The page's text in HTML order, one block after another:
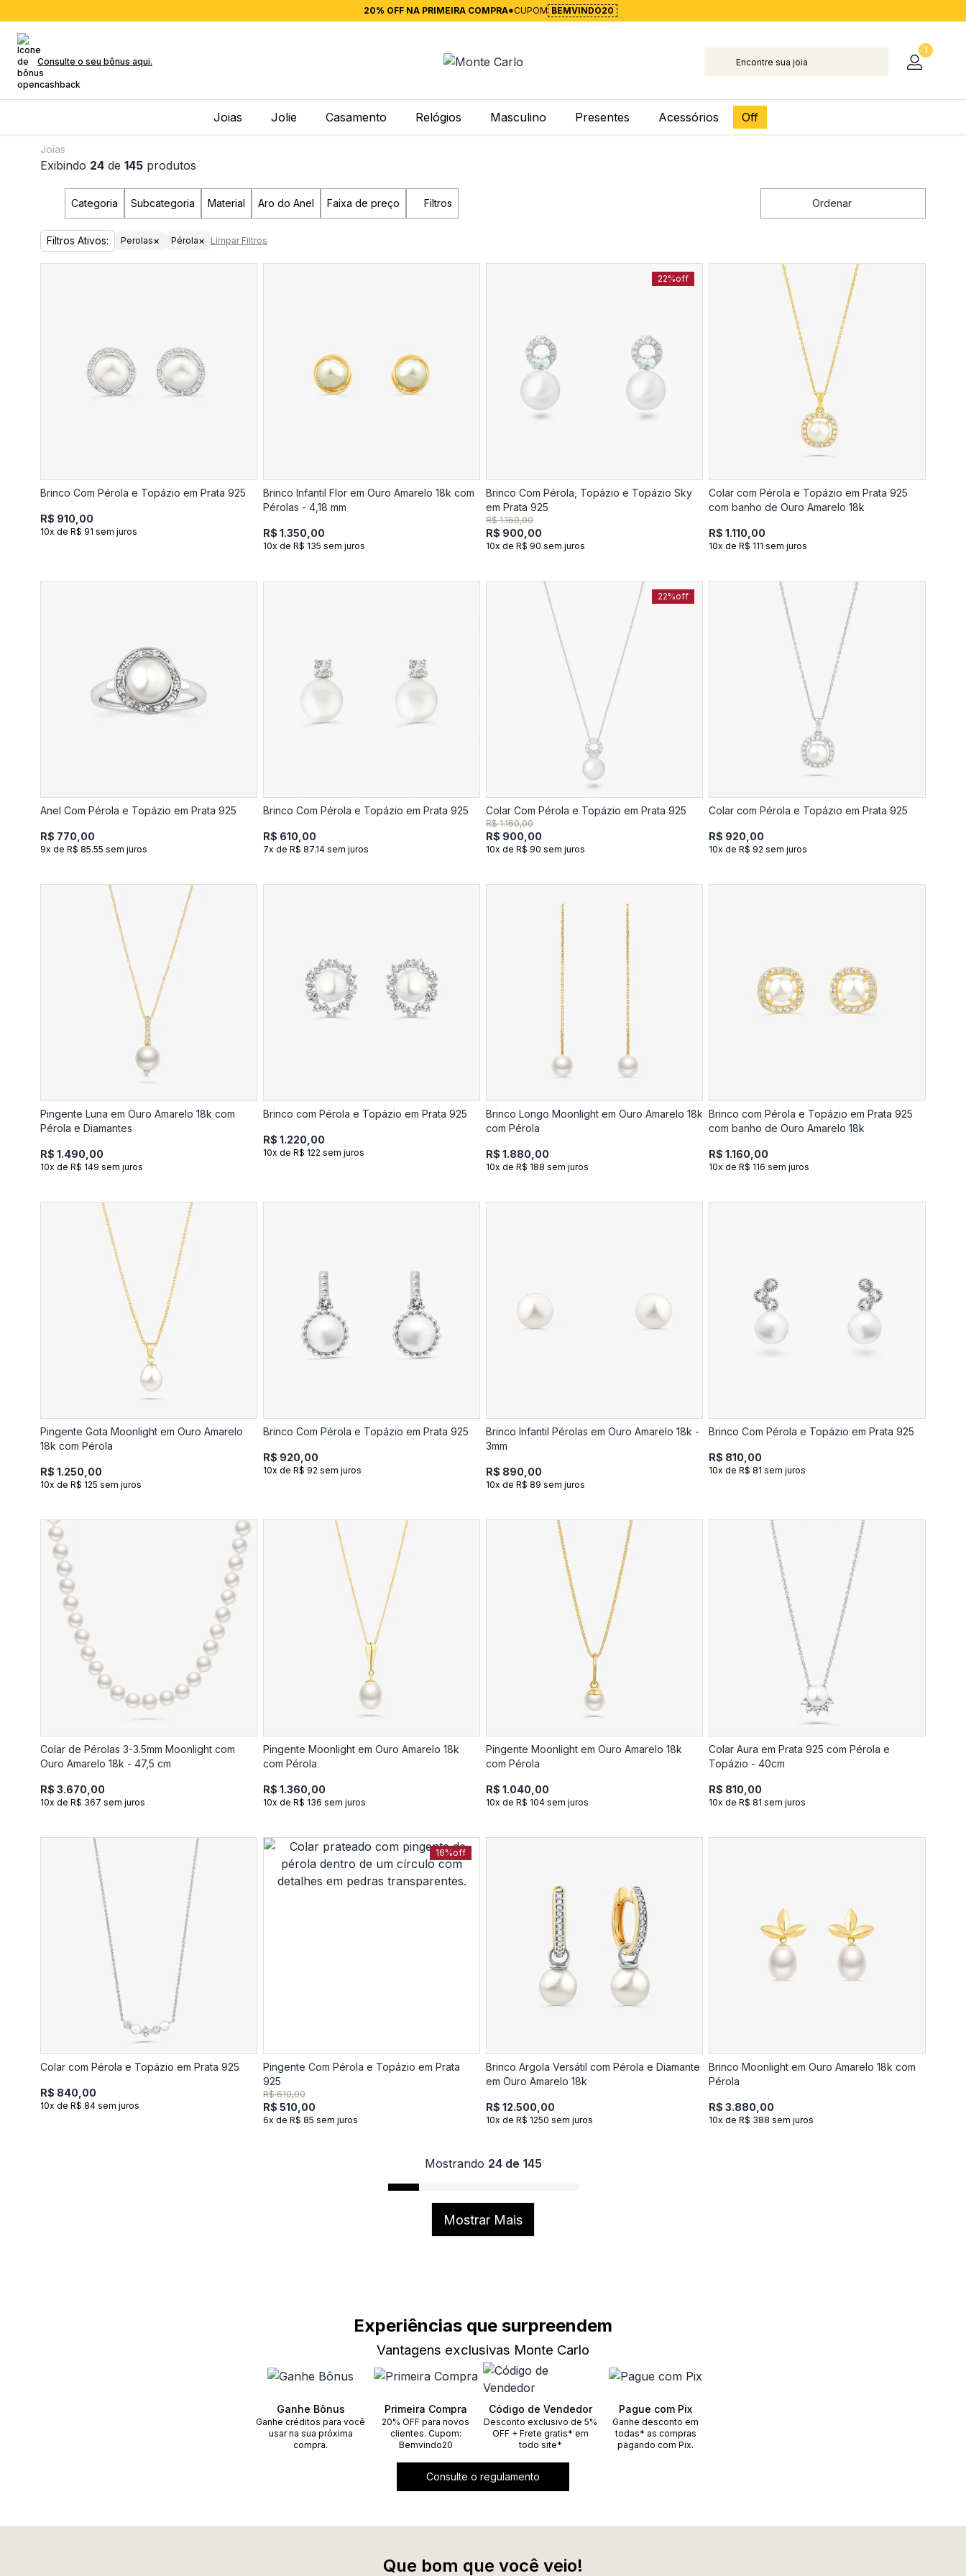
20% OFF NA PRIMEIRA COMPRA*CUPOM BEMVINDO20
Consulte o seu bônus aqui.
1
Joias Jolie Casamento Relógios Masculino Presentes Acessórios Off
Joias
Exibindo 24 de 145 produtos
Categoria Subcategoria Material Aro do Anel Faixa de preço Filtros Ordenar
Filtros Ativos: Perolas× Pérola× Limpar Filtros
Brinco Com Pérola e Topázio em Prata 925
R$ 910,00
10x de R$ 91 sem juros
Brinco Infantil Flor em Ouro Amarelo 18k com
Pérolas - 4,18 mm
R$ 1.350,00
10x de R$ 135 sem juros
22%off
Brinco Com Pérola, Topázio e Topázio Sky
em Prata 925
R$ 1.160,00
R$ 900,00
10x de R$ 90 sem juros
Colar com Pérola e Topázio em Prata 925
com banho de Ouro Amarelo 18k
R$ 1.110,00
10x de R$ 111 sem juros
Anel Com Pérola e Topázio em Prata 925
R$ 770,00
9x de R$ 85.55 sem juros
Brinco Com Pérola e Topázio em Prata 925
R$ 610,00
7x de R$ 87.14 sem juros
22%off
Colar Com Pérola e Topázio em Prata 925
R$ 1.160,00
R$ 900,00
10x de R$ 90 sem juros
Colar com Pérola e Topázio em Prata 925
R$ 920,00
10x de R$ 92 sem juros
Pingente Luna em Ouro Amarelo 18k com
Pérola e Diamantes
R$ 1.490,00
10x de R$ 149 sem juros
Brinco com Pérola e Topázio em Prata 925
R$ 1.220,00
10x de R$ 122 sem juros
Brinco Longo Moonlight em Ouro Amarelo 18k
com Pérola
R$ 1.880,00
10x de R$ 188 sem juros
Brinco com Pérola e Topázio em Prata 925
com banho de Ouro Amarelo 18k
R$ 1.160,00
10x de R$ 116 sem juros
Pingente Gota Moonlight em Ouro Amarelo
18k com Pérola
R$ 1.250,00
10x de R$ 125 sem juros
Brinco Com Pérola e Topázio em Prata 925
R$ 920,00
10x de R$ 92 sem juros
Brinco Infantil Pérolas em Ouro Amarelo 18k -
3mm
R$ 890,00
10x de R$ 89 sem juros
Brinco Com Pérola e Topázio em Prata 925
R$ 810,00
10x de R$ 81 sem juros
Colar de Pérolas 3-3.5mm Moonlight com
Ouro Amarelo 18k - 47,5 cm
R$ 3.670,00
10x de R$ 367 sem juros
Pingente Moonlight em Ouro Amarelo 18k
com Pérola
R$ 1.360,00
10x de R$ 136 sem juros
Pingente Moonlight em Ouro Amarelo 18k
com Pérola
R$ 1.040,00
10x de R$ 104 sem juros
Colar Aura em Prata 925 com Pérola e
Topázio - 40cm
R$ 810,00
10x de R$ 81 sem juros
Colar com Pérola e Topázio em Prata 925
R$ 840,00
10x de R$ 84 sem juros
16%off
Pingente Com Pérola e Topázio em Prata
925
R$ 610,00
R$ 510,00
6x de R$ 85 sem juros
Brinco Argola Versátil com Pérola e Diamante
em Ouro Amarelo 18k
R$ 12.500,00
10x de R$ 1250 sem juros
Brinco Moonlight em Ouro Amarelo 18k com
Pérola
R$ 3.880,00
10x de R$ 388 sem juros
Mostrando 24 de 145
Mostrar Mais
Experiências que surpreendem
Vantagens exclusivas Monte Carlo
Ganhe Bônus
Ganhe créditos para você
usar na sua próxima
compra.
Primeira Compra
20% OFF para novos
clientes. Cupom:
Bemvindo20
Código de Vendedor
Desconto exclusivo de 5%
OFF + Frete gratis* em
todo site*
Pague com Pix
Ganhe desconto em
todas* as compras
pagando com Pix.
Consulte o regulamento
Que bom que você veio!